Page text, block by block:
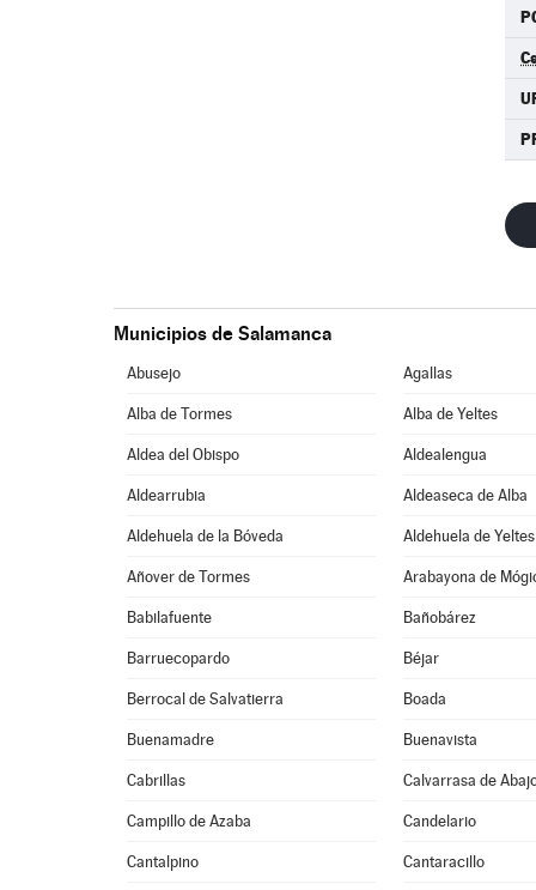
Municipios de Salamanca
Abusejo Agallas
Alba de Tormes Alba de Yeltes
Aldea del Obispo Aldealengua
Aldearrubia Aldeaseca de Alba
Aldehuela de la Bóveda Aldehuela de Yeltes
Añover de Tormes Arabayona de
Babilafuente Bañobárez
Barruecopardo Béjar
Berrocal de Salvatierra Boada
Buenamadre Buenavista
Cabrillas Calvarrasa de
Campillo de Azaba Candelario
Cantalpino Cantaracillo